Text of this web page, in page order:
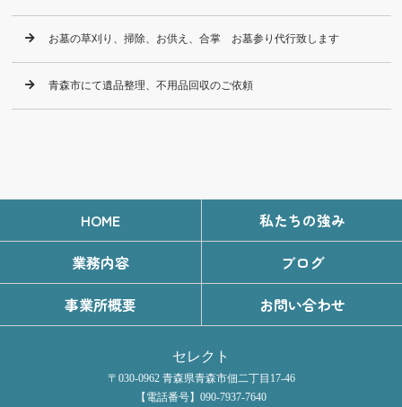
お墓の草刈り、掃除、お供え、合掌 お墓参り代行致します
青森市にて遺品整理、不用品回収のご依頼
HOME
私たちの強み
業務内容
ブログ
事業所概要
お問い合わせ
セレクト
〒030-0962 青森県青森市佃二丁目17-46
【電話番号】090-7937-7640